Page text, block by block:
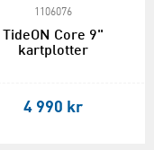
1106076
TideON Core 9"
kartplotter
4 990 kr